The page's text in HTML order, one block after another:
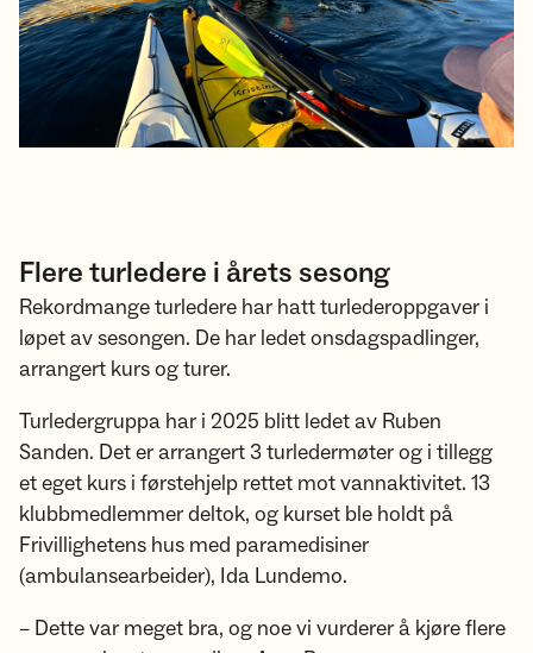
Flere turledere i årets sesong
Rekordmange turledere har hatt turlederoppgaver i
løpet av sesongen. De har ledet onsdagspadlinger,
arrangert kurs og turer.
Turledergruppa har i 2025 blitt ledet av Ruben
Sanden. Det er arrangert 3 turledermøter og i tillegg
et eget kurs i førstehjelp rettet mot vannaktivitet. 13
klubbmedlemmer deltok, og kurset ble holdt på
Frivillighetens hus med paramedisiner
(ambulansearbeider), Ida Lundemo.
– Dette var meget bra, og noe vi vurderer å kjøre flere